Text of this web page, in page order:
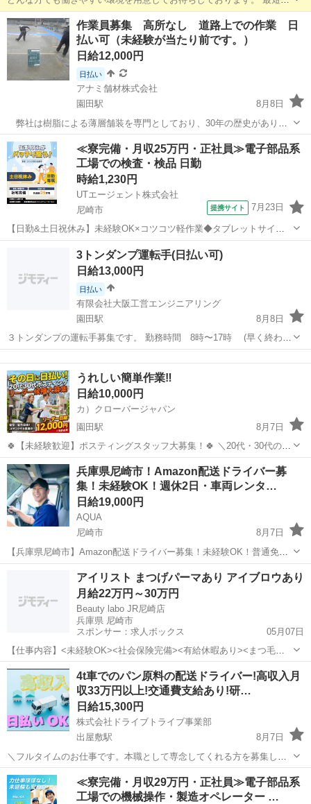
働けるようにお手伝いいたします。電話の無い方でも安心してくださ
い。。 移動の困難な方！！可能でしたらお迎えに上がります。 ★電話
面接 ★スマホ契約代行...
兵庫 尼崎市 尼崎駅 警備員 留学生
作業員募集 高所なし 道路上での作業 日
払い可（未経験が当たり前です。）
日給12,000円
日払い
アナミ舗材株式会社
園田駅
8月8日
弊社は樹脂による薄層舗装を専門としており、30年の歴史がありま
す。 30年の歴史の中には培われた技術もあり、汚泥のように溜まっ
ていったくだらない慣例もあります。 2年前に代表取締役が交代
し、若手中心の会社に生まれ変...
兵庫 尼崎市 園田駅 その他 代表取締役
≪寮完備・月収25万円・正社員≫電子部品系
工場での検査・検品 日勤
時給1,230円
UTエージェント株式会社
尼崎市
提携サイト 7月23日
【日勤&土日祝休み】未経験OK×コツコツ軽作業◆タブレットサイ
ズ！電子部品の機械オペレーター・検査◎駅チカ！JR「尼崎駅」徒歩
8分★空調完備《JBDO1C》 詳細情報 ＼ETC等の車載機器に使われる
電子部品の基盤作り！／ ...
その他
3トンダンプ運転手(日払い可)
日給13,000円
日払い
有限会社大阪工営エンジニアリング
園田駅
8月8日
３トンダンプの運転手募集です。 勤務時間 8時〜17時 (早く終わる
事もあります) 給与13,000円〜18,000円 未経験者も大歓迎です。 車通
勤可 20代から60代幅広い年代の方が働いています。 友達同士の応募
や女性...
うれしい簡単作業‼
日給10,000円
カ）クローバージャパン
園田駅
8月7日
🍀【未経験歓迎】ポスティングスタッフ大募集！🍀 ＼20代・30代のレ
ギュラースタッフ募集中✨ ━━🔍 こんな方にピッタリ！ ・元気に歩く
のが好き ・外で体を動かす仕事がしたい ・自由シフトでプライベート
も充実させ...
兵庫 尼崎市 園田駅 軽作業 スタッフ
兵庫県尼崎市！Amazon配送ドライバー募
集！未経験OK！週休2日・車両レンタ…
日給19,000円
AQUA
尼崎市
8月7日
【兵庫県尼崎市】Amazon配送ドライバー募集！未経験OK！普通免許
があれば誰でもスタート可能☆彡 「稼げる」環境で、あなたの頑張り
を応援します！【週休2日制】でプライベートも充実♪直行直帰OK！車
両レンタル制度もあり...
ドライバー Amazon
アイリスト まつげパーマあり アイブロウあり
月給22万円～30万円
Beauty labo JR尼崎店
兵庫県 尼崎市
スポンサー：求人ボックス
05月07日
【仕事内容】 <未経験OK><社会保険完備><有給休暇あり><まつ毛パ
ーマ専任もOK>しっかりした研修体制あるので未経験の方も安心!長く
働けるサロン「Beauty labo JR尼崎店(ビューティーラボジェイアール
アマ...
正社員 / アルバイト・パート
4t車でのパン原料の配送ドライバー!高収入月
収33万円以上!交通費支給あり!研…
日給15,300円
株式会社ドライブトライブ事業部
出屋敷駅
8月7日
＼フルタイムのお仕事です。本職として専念してくれる方を募集しま
す。／ 4t車でのパン原料の配送ドライバー 配送商品・・・マーガリ
ン、ホイップなどのパン原料 配送場所・・・兵庫・大阪・京都中心の
製パン工場 配送件数...
兵庫 尼崎市 出屋敷駅 ドライバー 製パン
≪寮完備・月収29万円・正社員≫電子部品系
工場での機械操作・製造オペレーター …